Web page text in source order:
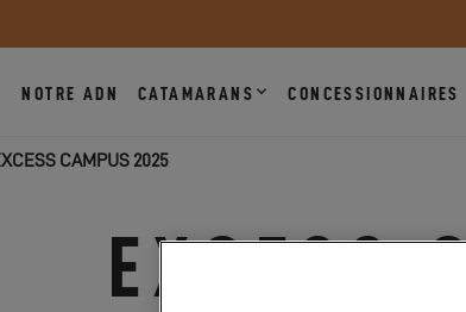
NOTRE ADN CATAMARANS CONCESSIONNAIRES
CAMPUS 2025
EXCESS